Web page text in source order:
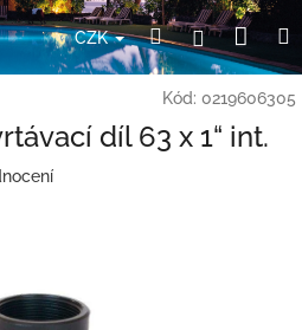
CZK HledatPřihlášení
Kód: 0219606305
díl 63 x 1“ int.